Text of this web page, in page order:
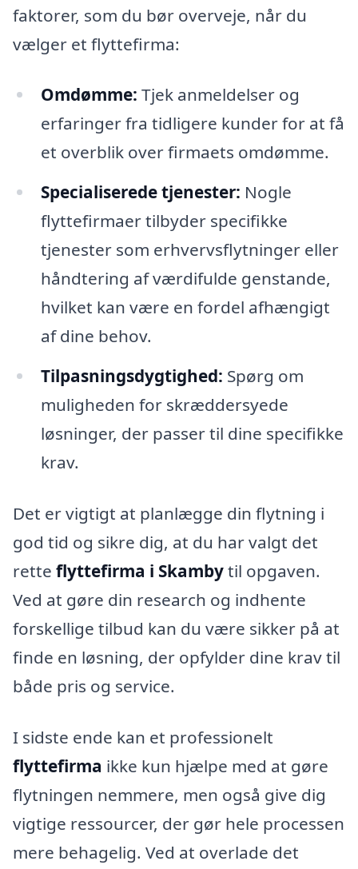
faktorer, som du bør overveje, når du
vælger et flyttefirma:
Omdømme: Tjek anmeldelser og
erfaringer fra tidligere kunder for at få
et overblik over firmaets omdømme.
Specialiserede tjenester: Nogle
flyttefirmaer tilbyder specifikke
tjenester som erhvervsflytninger eller
håndtering af værdifulde genstande,
hvilket kan være en fordel afhængigt
af dine behov.
Tilpasningsdygtighed: Spørg om
muligheden for skræddersyede
løsninger, der passer til dine specifikke
krav.
Det er vigtigt at planlægge din flytning i
god tid og sikre dig, at du har valgt det
rette flyttefirma i Skambytil opgaven.
Ved at gøre din research og indhente
forskellige tilbud kan du være sikker på at
finde en løsning, der opfylder dine krav til
både pris og service.
I sidste ende kan et professionelt
flyttefirma ikke kun hjælpe med at gøre
flytningen nemmere, men også give dig
vigtige ressourcer, der gør hele processen
mere behagelig. Ved at overlade det